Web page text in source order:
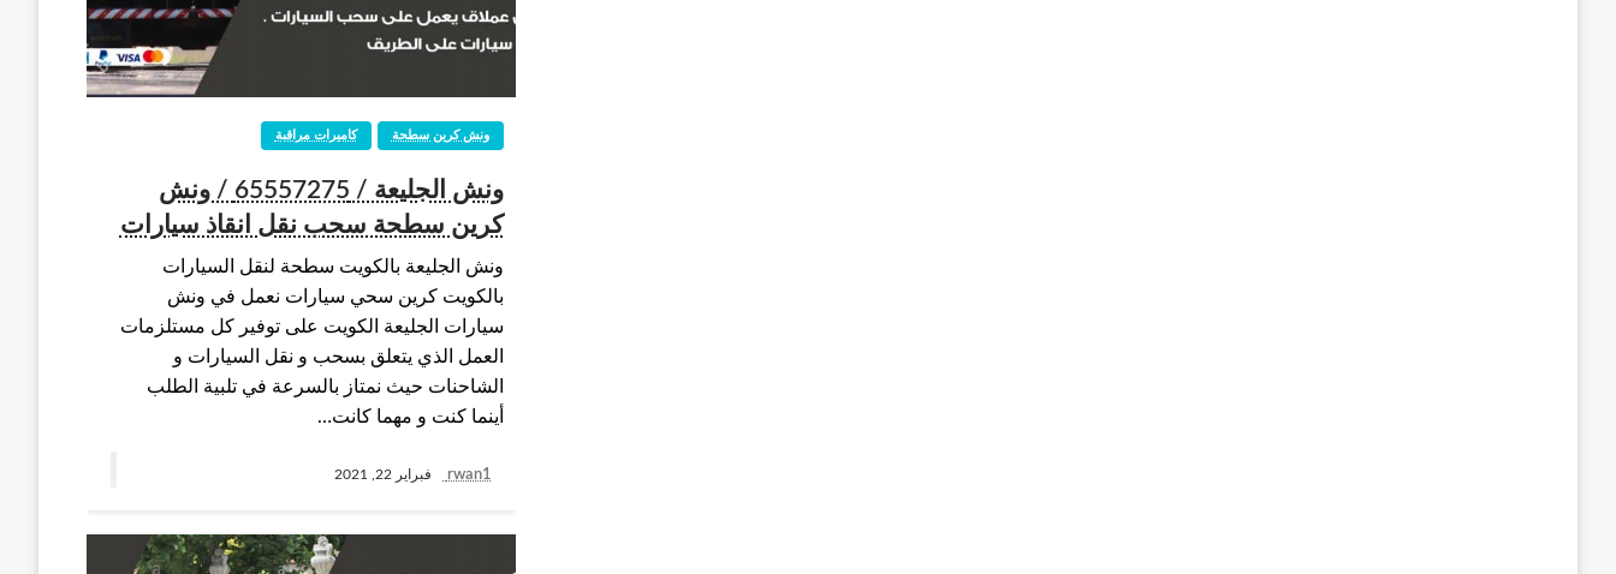
كاميرات مراقبة ونش كرين سطحة
ونش الجليعة / 65557275 / ونش
كرين سطحة سحب نقل انقاذ سيارات
ونش الجليعة بالكويت سطحة لنقل السيارات
بالكويت كرين سحي سيارات نعمل في ونش
سيارات الجليعة الكويت على توفير كل مستلزمات
العمل الذي يتعلق بسحب و نقل السيارات و
الشاحنات حيث نمتاز بالسرعة في تلبية الطلب
أينما كنت و مهما كانت…
rwan1 فبراير 22, 2021